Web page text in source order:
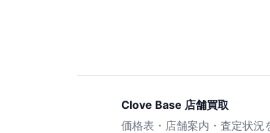
Clove Base 店舗買取
価格表・店舗案内・査定状況